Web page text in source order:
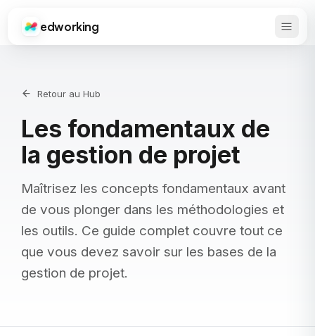
Edworking
edworking
Retour au Hub
Les fondamentaux de
la gestion de projet
Maîtrisez les concepts fondamentaux avant
de vous plonger dans les méthodologies et
les outils. Ce guide complet couvre tout ce
que vous devez savoir sur les bases de la
gestion de projet.